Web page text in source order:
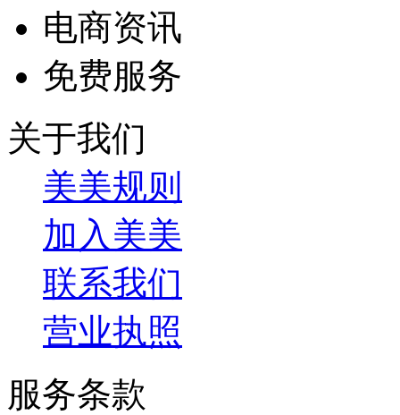
电商资讯
免费服务
关于我们
美美规则
加入美美
联系我们
营业执照
服务条款